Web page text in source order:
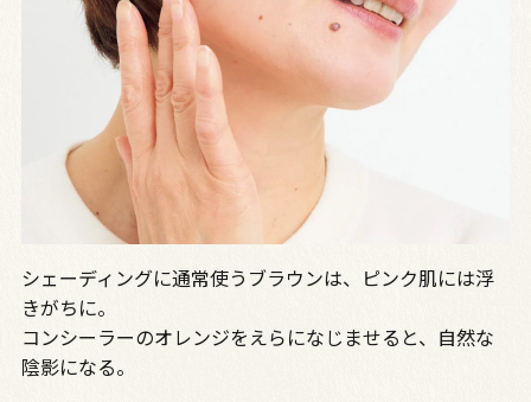
シェーディングに通常使うブラウンは、ピンク肌には浮
きがちに。
コンシーラーのオレンジをえらになじませると、自然な
陰影になる。